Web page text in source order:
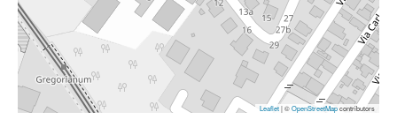
Leaflet| ©OpenStreetMapcontributors